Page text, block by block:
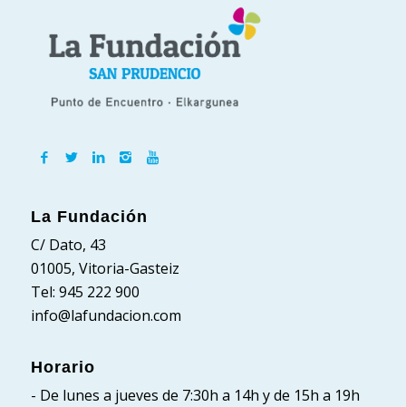
La Fundación
C/ Dato, 43
01005, Vitoria-Gasteiz
Tel: 945 222 900
info@lafundacion.com
Horario
- De lunes a jueves de 7:30h a 14h y de 15h a 19h